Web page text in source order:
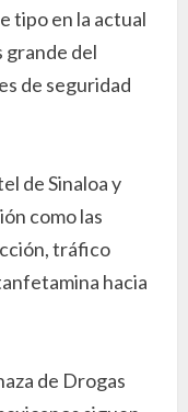
tipo en la actual
grande del
de seguridad
de Sinaloa y
como las
tráfico
hacia
de Drogas